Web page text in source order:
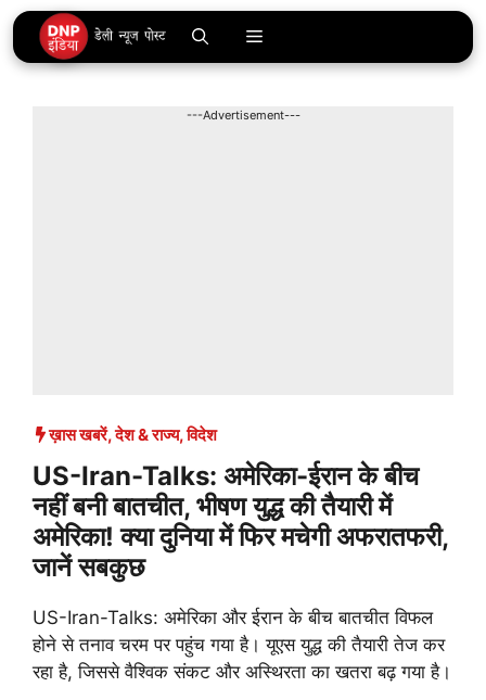
Skip
to
content
Menu
---Advertisement---
ख़ास खबरें,देश & राज्य,विदेश
US-Iran-Talks: अमेरिका-ईरान के बीच
नहीं बनी बातचीत, भीषण युद्ध की तैयारी में
अमेरिका! क्या दुनिया में फिर मचेगी अफरातफरी,
जानें सबकुछ
US-Iran-Talks: अमेरिका और ईरान के बीच बातचीत विफल
होने से तनाव चरम पर पहुंच गया है। यूएस युद्ध की तैयारी तेज कर
रहा है, जिससे वैश्विक संकट और अस्थिरता का खतरा बढ़ गया है।